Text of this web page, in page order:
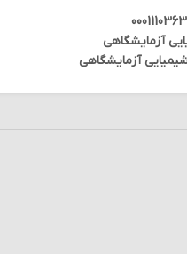
0001110363
آزمایشگاهی
آزمایشگاهی